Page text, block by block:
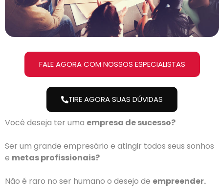
FALE AGORA COM NOSSOS ESPECIALISTAS
TIRE AGORA SUAS DÚVIDAS
Você deseja ter uma empresa de sucesso?
Ser um grande empresário e atingir todos seus sonhos
e metas profissionais?
Não é raro no ser humano o desejo de empreender.